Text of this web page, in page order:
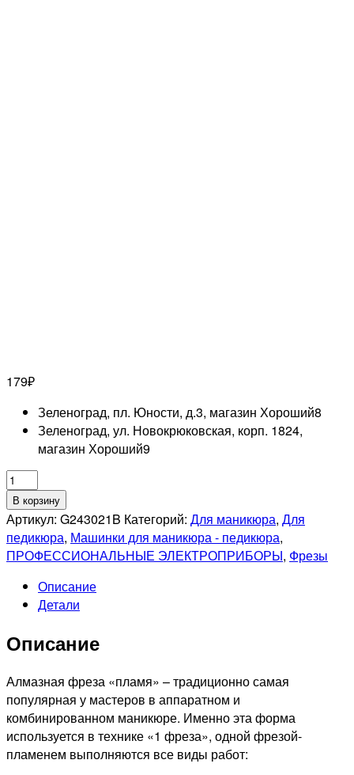
179₽
Зеленоград, пл. Юности, д.3, магазин Хороший8
Зеленоград, ул. Новокрюковская, корп. 1824,
магазин Хороший9
Количество
товара
GRATTOL
Фреза
алмазная
Пламя
острое
синее
В корзину
Артикул: G243021B Категорий: Для маникюра, Для
педикюра, Машинки для маникюра - педикюра,
ПРОФЕССИОНАЛЬНЫЕ ЭЛЕКТРОПРИБОРЫ, Фрезы
Описание
Детали
Описание
Алмазная фреза «пламя» – традиционно самая
популярная у мастеров в аппаратном и
комбинированном маникюре. Именно эта форма
используется в технике «1 фреза», одной фрезой-
пламенем выполняются все виды работ: